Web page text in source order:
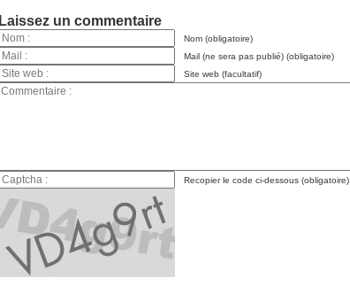
Laissez un commentaire
Nom (obligatoire)
Mail (ne sera pas publié) (obligatoire)
Site web (facultatif)
Recopier le code ci-dessous (obligatoire)